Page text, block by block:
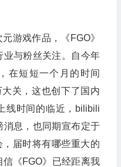
游戏作品，《FGO》
业与粉丝关注。自今年
在短短一个月的时间
关，这也创下了国内
线时间的临近，bilibili
消息，也同期宣布定于
届时将有哪些重大的
《FGO》已经距离我